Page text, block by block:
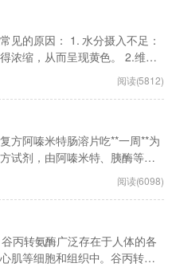
水分摄入不足：
浓缩，从而呈现黄色。 2.维生
阅读(5812)
方阿嗪米特肠溶片吃**一周**为
试剂，由阿嗪米特、胰酶等混
阅读(6098)
丙转氨酶广泛存在于人体的各
肌等细胞和组织中。谷丙转氨